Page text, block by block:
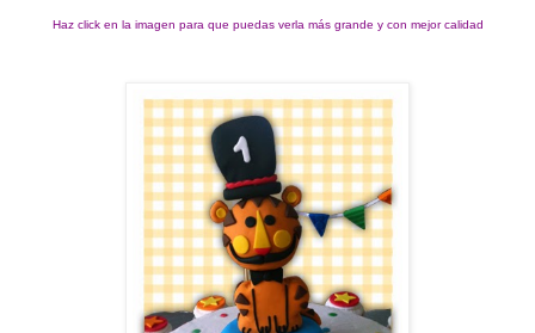
Haz click en la imagen para que puedas verla más grande y con mejor calidad